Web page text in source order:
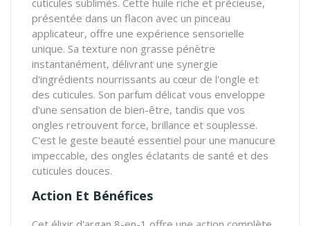
présentée dans un flacon avec un pinceau
applicateur, offre une expérience sensorielle
unique. Sa texture non grasse pénètre
instantanément, délivrant une synergie
d'ingrédients nourrissants au cœur de l'ongle et
des cuticules. Son parfum délicat vous enveloppe
d'une sensation de bien-être, tandis que vos
ongles retrouvent force, brillance et souplesse.
C'est le geste beauté essentiel pour une manucure
impeccable, des ongles éclatants de santé et des
cuticules douces.
Action Et Bénéfices